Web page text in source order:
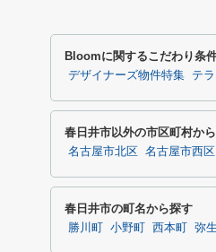
Bloomに関するこだわり条
デザイナーズ物件特集 テ
春日井市以外の市区町村か
名古屋市北区 名古屋市西区
春日井市の町名から探す
勝川町 小野町 西本町 弥生